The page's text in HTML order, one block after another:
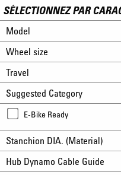
SÉLECTIONNEZ PAR
Model
Wheel size
Travel
Suggested Category
E-Bike Ready
Stanchion DIA. (Material)
Hub Dynamo Cable Guide